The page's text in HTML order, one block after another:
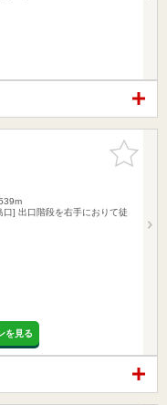
お気に入
りに追加
] 出口階段を右手におりて徒
を見る